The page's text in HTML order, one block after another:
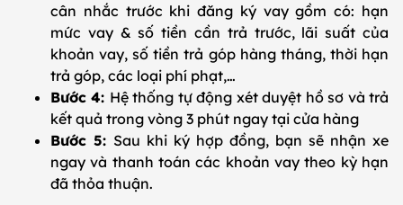
cân nhắc trước khi đăng ký vay gồm có: hạn
mức vay & số tiền cần trả trước, lãi suất của
khoản vay, số tiền trả góp hàng tháng, thời hạn
trả góp, các loại phí phạt,…
Bước 4: Hệ thống tự động xét duyệt hồ sơ và trả
kết quả trong vòng 3 phút ngay tại cửa hàng
Bước 5: Sau khi ký hợp đồng, bạn sẽ nhận xe
ngay và thanh toán các khoản vay theo kỳ hạn
đã thỏa thuận.